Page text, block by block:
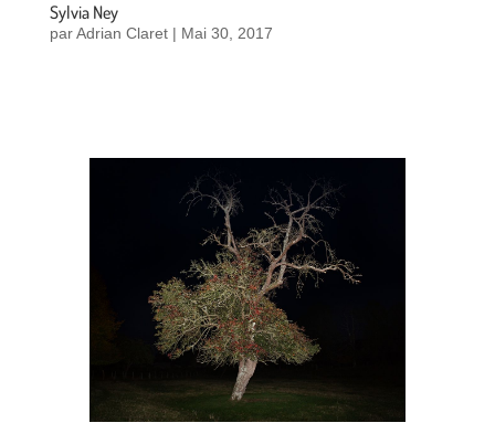
Sylvia Ney
parAdrian Claret| Mai 30, 2017